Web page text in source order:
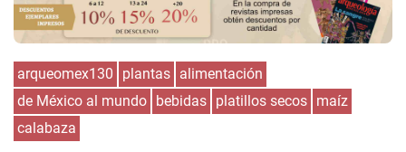
arqueomex130 plantas alimentación
de México al mundo bebidas platillos secos maíz
calabaza